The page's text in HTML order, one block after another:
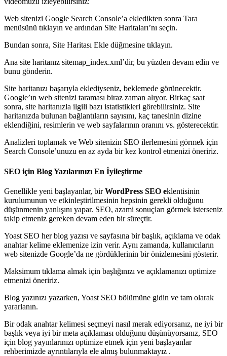
Web sitenizi Google Search Console’a ekledikten sonra Tara
menüsünü tıklayın ve ardından Site Haritaları’nı seçin.
Bundan sonra, Site Haritası Ekle düğmesine tıklayın.
Ana site haritanız sitemap_index.xml’dir, bu yüzden devam edin ve
bunu gönderin.
Site haritanızı başarıyla eklediyseniz, beklemede görünecektir.
Google’ın web sitenizi taraması biraz zaman alıyor. Birkaç saat
sonra, site haritanızla ilgili bazı istatistikleri görebilirsiniz. Site
haritanızda bulunan bağlantıların sayısını, kaç tanesinin dizine
eklendiğini, resimlerin ve web sayfalarının oranını vs. gösterecektir.
Analizleri toplamak ve Web sitenizin SEO ilerlemesini görmek için
Search Console’unuzu en az ayda bir kez kontrol etmenizi öneririz.
SEO için Blog Yazılarınızı En İyileştirme
Genellikle yeni başlayanlar, birWordPress SEO eklentisinin
kurulumunun ve etkinleştirilmesinin hepsinin gerekli olduğunu
düşünmenin yanlışını yapar. SEO, azami sonuçları görmek isterseniz
takip etmeniz gereken devam eden bir süreçtir.
Yoast SEO her blog yazısı ve sayfasına bir başlık, açıklama ve odak
anahtar kelime eklemenize izin verir. Aynı zamanda, kullanıcıların
web sitenizde Google’da ne gördüklerinin bir önizlemesini gösterir.
Maksimum tıklama almak için başlığınızı ve açıklamanızı optimize
etmenizi öneririz.
Blog yazınızı yazarken, Yoast SEO bölümüne gidin ve tam olarak
yararlanın.
Bir odak anahtar kelimesi seçmeyi nasıl merak ediyorsanız, ne iyi bir
başlık veya iyi bir meta açıklaması olduğunu düşünüyorsanız, SEO
için blog yayınlarınızı optimize etmek için yeni başlayanlar
rehberimizde ayrıntılarıyla ele almış bulunmaktayız .